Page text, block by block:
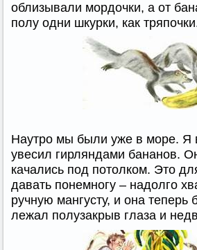
облизывали мордочки, а от
полу одни шкурки, как
Наутро мы были уже в море. Я
увесил гирляндами бананов.
качались под потолком. Это
давать понемногу – надолго
ручную мангусту, и она теперь
лежал полузакрыв глаза и